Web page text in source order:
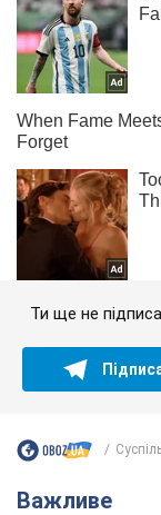
Ти ще не
Важливе